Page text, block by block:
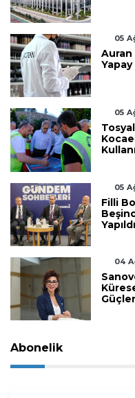
05
Auran
05
05
Filli
Yapıldı
04
Abonelik